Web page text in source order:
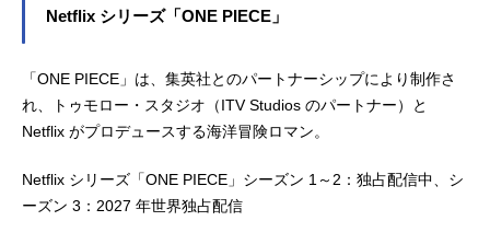
Netflix シリーズ「ONE PIECE」
「ONE PIECE」は、集英社とのパートナーシップにより制作さ
れ、トゥモロー・スタジオ（ITV Studios のパートナー）と
Netflix がプロデュースする海洋冒険ロマン。
Netflix シリーズ「ONE PIECE」シーズン 1～2：独占配信中、シ
ーズン 3：2027 年世界独占配信